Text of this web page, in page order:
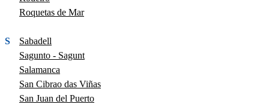
Roquetas de Mar
S
Sabadell
Sagunto - Sagunt
Salamanca
San Cibrao das Viñas
San Juan del Puerto